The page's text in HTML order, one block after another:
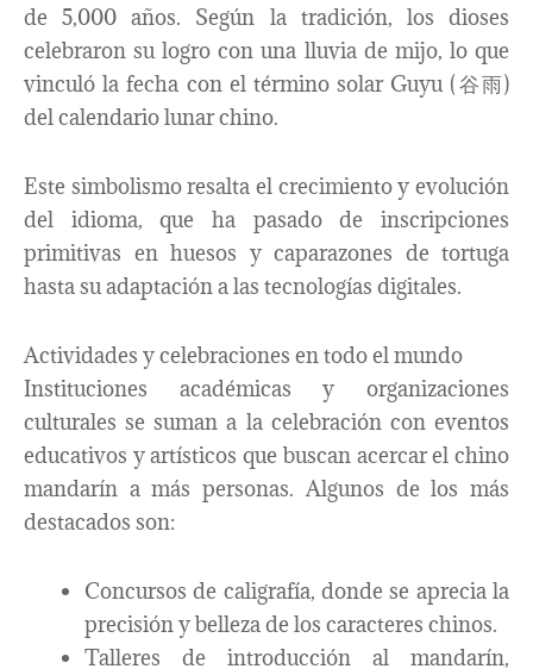
de 5,000 años. Según la tradición, los dioses
celebraron su logro con una lluvia de mijo, lo que
vinculó la fecha con el término solar Guyu (谷雨)
del calendario lunar chino.
Este simbolismo resalta el crecimiento y evolución
del idioma, que ha pasado de inscripciones
primitivas en huesos y caparazones de tortuga
hasta su adaptación a las tecnologías digitales.
Actividades y celebraciones en todo el mundo
Instituciones académicas y organizaciones
culturales se suman a la celebración con eventos
educativos y artísticos que buscan acercar el chino
mandarín a más personas. Algunos de los más
destacados son:
Concursos de caligrafía, donde se aprecia la
precisión y belleza de los caracteres chinos.
Talleres de introducción al mandarín,